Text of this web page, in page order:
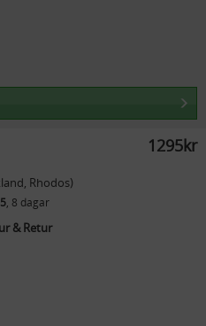
1295kr
Rhodos)
, 8 dagar
& Retur